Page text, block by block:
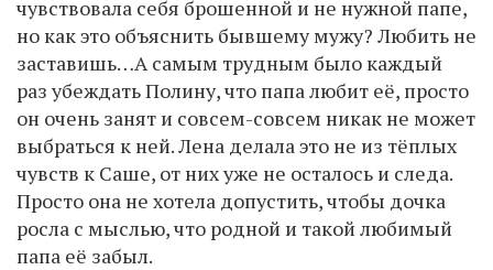
чувствовала себя брошенной и не нужной папе,
но как это объяснить бывшему мужу? Любить не
заставишь…А самым трудным было каждый
раз убеждать Полину, что папа любит её, просто
он очень занят и совсем-совсем никак не может
выбраться к ней. Лена делала это не из тёплых
чувств к Саше, от них уже не осталось и следа.
Просто она не хотела допустить, чтобы дочка
росла с мыслью, что родной и такой любимый
папа её забыл.